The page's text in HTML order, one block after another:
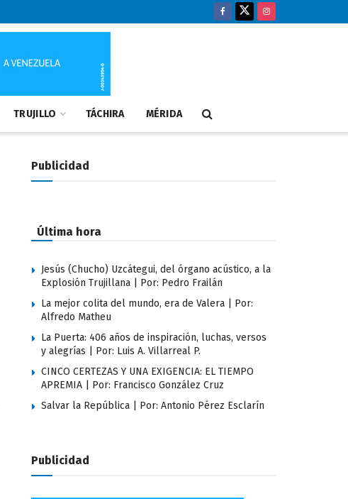
TRUJILLO TÁCHIRA MÉRIDA
Publicidad
Última hora
Jesús (Chucho) Uzcátegui, del órgano acústico, a la
Explosión Trujillana | Por: Pedro Frailán
La mejor colita del mundo, era de Valera | Por:
Alfredo Matheu
La Puerta: 406 años de inspiración, luchas, versos
y alegrías | Por: Luis A. Villarreal P.
CINCO CERTEZAS Y UNA EXIGENCIA: EL TIEMPO
APREMIA | Por: Francisco González Cruz
Salvar la República | Por: Antonio Pérez Esclarín
Publicidad